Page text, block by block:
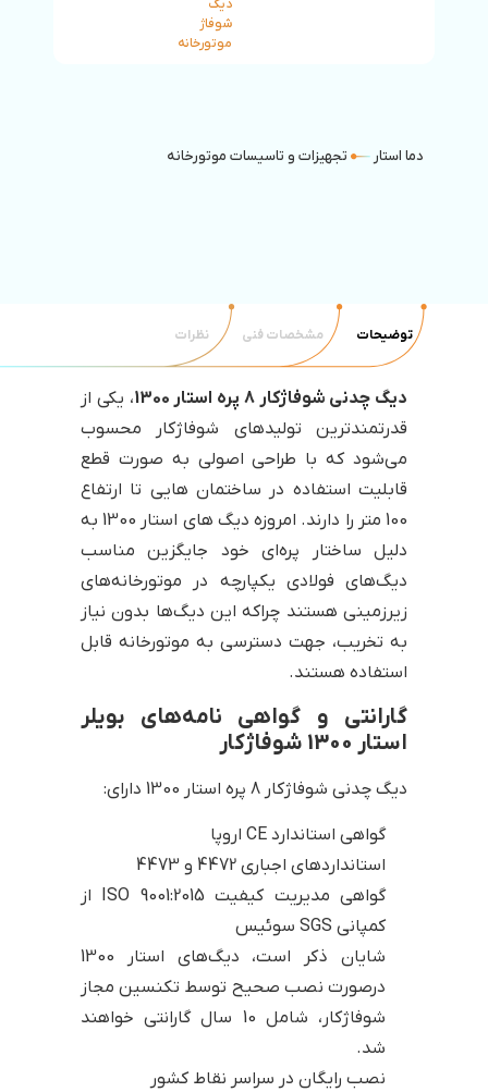
دیگ
شوفاژ
موتورخانه
دما استار تجهیزات و تاسیسات موتورخانه
توضیحات مشخصات فنی نظرات
دیگ چدنی شوفاژکار 8 پره استار 1300
، یکی از
قدرتمندترین تولید‌های شوفاژکار محسوب
می‌شود که با طراحی اصولی به صورت قطع
قابلیت استفاده در ساختمان هایی تا ارتفاع
100 متر را دارند. امروزه دیگ های استار 1300 به
دلیل ساختار پره‌ای خود جایگزین مناسب
دیگ‌های فولادی یکپارچه در موتورخانه‌های
زیرزمینی هستند چراکه این دیگ‌ها بدون نیاز
به تخریب، جهت دسترسی به موتورخانه قابل
استفاده هستند.
گارانتی و گواهی نامه‌های بویلر
استار 1300 شوفاژکار
دیگ چدنی شوفاژکار 8 پره استار 1300 دارای:
گواهی استاندارد CE اروپا
استانداردهای اجباری 4472 و 4473
گواهی مدیریت کیفیت ISO 9001:2015 از
کمپانی SGS سوئیس
شایان ذکر است، دیگ‌های استار 1300
درصورت نصب صحیح توسط تکنسین مجاز
شوفاژکار، شامل 10 سال گارانتی خواهند
شد.
نصب رایگان در سراسر نقاط کشور